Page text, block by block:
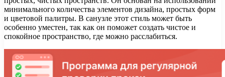
минимального количества элементов дизайна, простых форм
и цветовой палитры. В санузле этот стиль может быть
особенно уместен, так как он поможет создать чистое и
спокойное пространство, где можно расслабиться.